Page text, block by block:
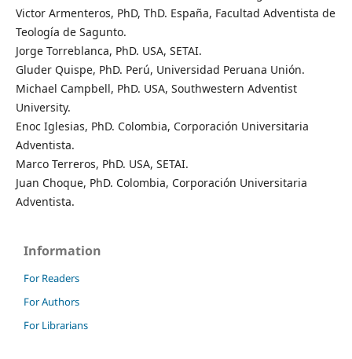
Victor Armenteros, PhD, ThD. España, Facultad Adventista de
Teología de Sagunto.
Jorge Torreblanca, PhD. USA, SETAI.
Gluder Quispe, PhD. Perú, Universidad Peruana Unión.
Michael Campbell, PhD. USA, Southwestern Adventist
University.
Enoc Iglesias, PhD. Colombia, Corporación Universitaria
Adventista.
Marco Terreros, PhD. USA, SETAI.
Juan Choque, PhD. Colombia, Corporación Universitaria
Adventista.
Information
For Readers
For Authors
For Librarians